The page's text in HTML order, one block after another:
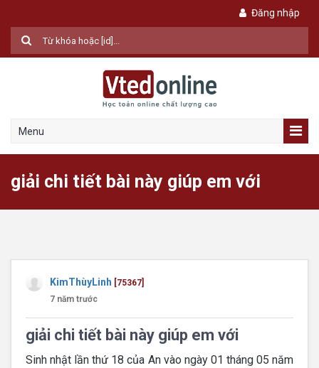
Đăng nhập
Menu
giải chi tiết bài này giúp em với
KimThùyLinh
[75367]
7 năm trước
giải chi tiết bài này giúp em với
Sinh nhật lần thứ 18 của An vào ngày 01 tháng 05 năm